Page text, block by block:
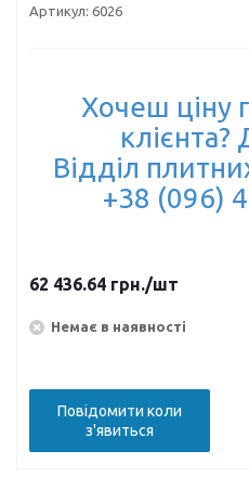
Артикул: 6026
Хочеш ціну
клієнта?
Відділ
+38 (096)
62 436.64 грн./шт
Немає в наявності
Повідомити коли
з'явиться